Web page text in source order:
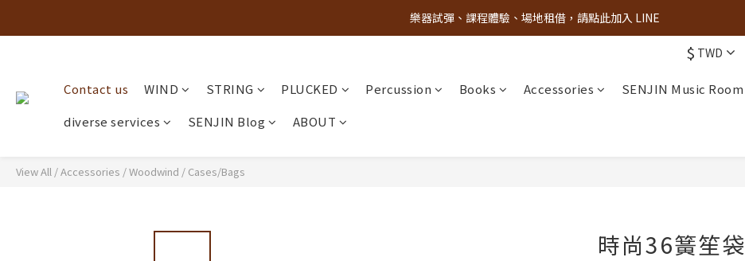
古亭門市 + 先進音樂教室週末假日皆有營業
樂器試彈、課程體驗、場地租借，請點此加入 LINE
$ TWD
Contact us WIND STRING PLUCKED Percussion Books Accessories
SENJIN Music Room
diverse services
SENJIN Blog ABOUT
View All /Accessories /Woodwind / Cases/Bags
時尚36簧笙袋